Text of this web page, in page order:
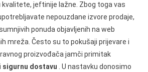
jeftinije lažne. Zbog toga vas
nepouzdane izvore prodaje,
ponuda objavljenih na web
mreža. Često su to pokušaji prijevare i
proizvođača jamči primitak
i sigurnu dostavu . U nastavku donosimo